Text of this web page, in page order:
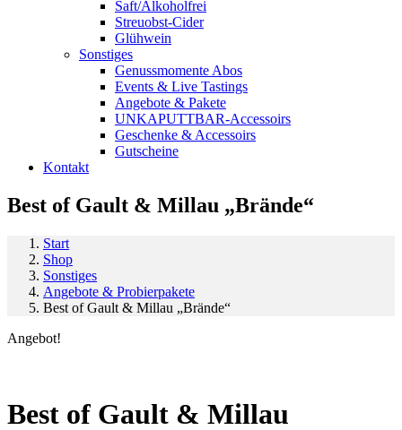
Saft/Alkoholfrei
Streuobst-Cider
Glühwein
Sonstiges
Genussmomente Abos
Events & Live Tastings
Angebote & Pakete
UNKAPUTTBAR-Accessoirs
Geschenke & Accessoirs
Gutscheine
Kontakt
Best of Gault & Millau „Brände“
Start
Shop
Sonstiges
Angebote & Probierpakete
Best of Gault & Millau „Brände“
Angebot!
Best of Gault & Millau